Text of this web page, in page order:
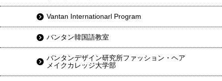
Vantan Internationarl Program
バンタン韓国語教室
バンタンデザイン研究所ファッション・ヘア
メイクカレッジ大学部